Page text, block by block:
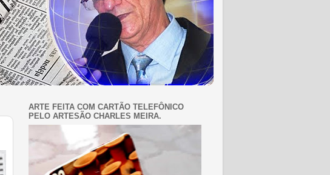
ARTE FEITA COM CARTÃO TELEFÔNICO
PELO ARTESÃO CHARLES MEIRA.